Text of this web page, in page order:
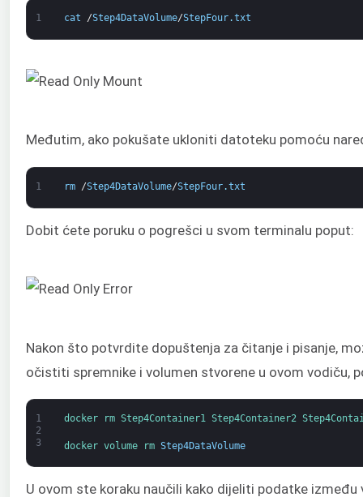
1 cat /Step4DataVolume/StepFour.txt
Međutim, ako pokušate ukloniti datoteku pomoću
1 rm /Step4DataVolume/StepFour.txt
Dobit ćete poruku o pogrešci u svom terminalu poput:
Nakon što potvrdite dopuštenja za čitanje i pisanje,
očistiti spremnike i volumen stvorene u ovom vodiču,
1
2
3
docker rm Step4Container1 Step4Container2
docker volume rm Step4DataVolume
U ovom ste koraku naučili kako dijeliti podatke između